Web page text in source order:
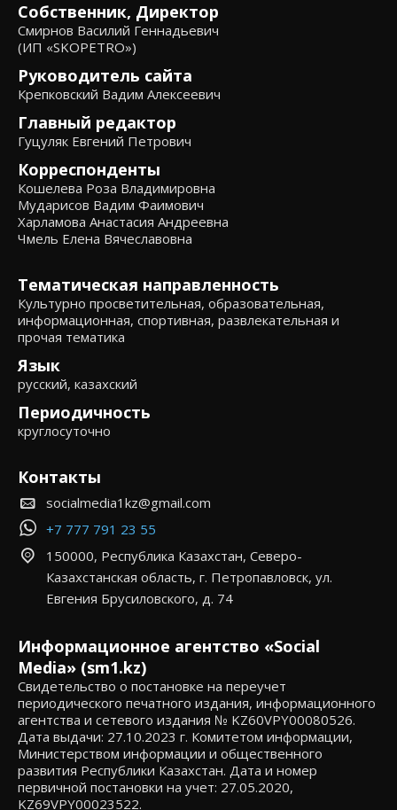
Собственник, Директор
Смирнов Василий Геннадьевич
(ИП «SKOPETRO»)
Руководитель сайта
Крепковский Вадим Алексеевич
Главный редактор
Гуцуляк Евгений Петрович
Корреспонденты
Кошелева Роза Владимировна
Мударисов Вадим Фаимович
Харламова Анастасия Андреевна
Чмель Елена Вячеславовна
Тематическая направленность
Культурно просветительная, образовательная,
информационная, спортивная, развлекательная и
прочая тематика
Язык
русский, казахский
Периодичность
круглосуточно
Контакты
socialmedia1kz@gmail.com
+7 777 791 23 55
150000, Республика Казахстан, Северо-
Казахстанская область, г. Петропавловск, ул.
Евгения Брусиловского, д. 74
Информационное агентство «Social
Media» (sm1.kz)
Свидетельство о постановке на переучет
периодического печатного издания, информационного
агентства и сетевого издания № KZ60VPY00080526.
Дата выдачи: 27.10.2023 г. Комитетом информации,
Министерством информации и общественного
развития Республики Казахстан. Дата и номер
первичной постановки на учет: 27.05.2020,
KZ69VPY00023522.